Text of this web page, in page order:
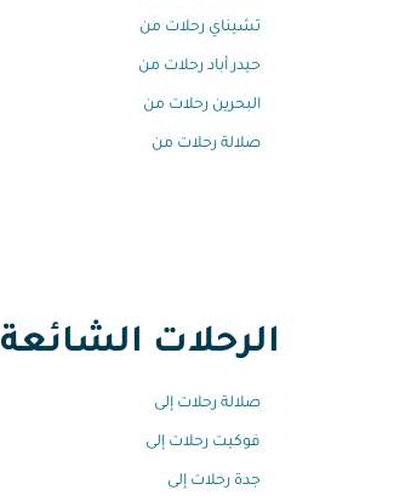
تشيناي رحلات من
حيدر أباد رحلات من
البحرين رحلات من
صلالة رحلات من
الرحلات
صلالة رحلات إلى
فوكيت رحلات إلى
جدة رحلات إلى